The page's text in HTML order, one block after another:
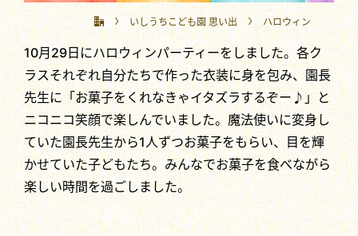
いしうちこども園 思い出 ハロウィン
10月29日にハロウィンパーティーをしました。各ク
ラスそれぞれ自分たちで作った衣装に身を包み、園長
先生に「お菓子をくれなきゃイタズラするぞー♪」と
ニコニコ笑顔で楽しんでいました。魔法使いに変身し
ていた園長先生から1人ずつお菓子をもらい、目を輝
かせていた子どもたち。みんなでお菓子を食べながら
楽しい時間を過ごしました。